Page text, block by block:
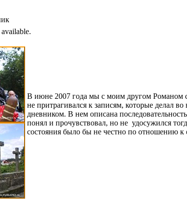
В июне 2007 года мы с моим другом Романом
не притрагивался к записям, которые делал
дневником. В нем описана
понял и прочувствовал, но не удосужился
состояния было бы не честно по отношению к